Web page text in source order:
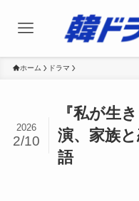
ホーム ドラマ
『私が生
演、家族
語
2026
2/10